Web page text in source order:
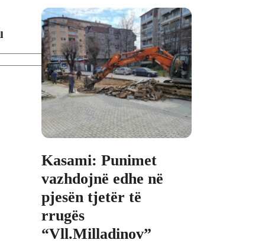
Kasami: Punimet
vazhdojnë edhe në
pjesën tjetër të
rrugës
“Vll.Milladinov”